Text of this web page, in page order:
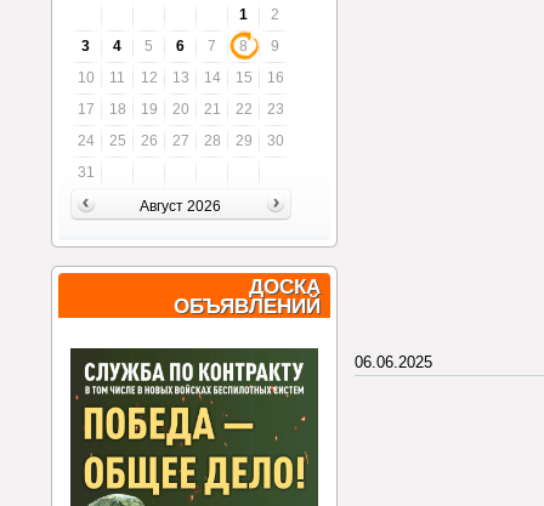
1
2
3
4 5 6 7 8
9
10
11 12 13 14 15
16
17
18 19 20 21 22
23
24
25 26 27 28 29
30
31
Август 2026
ДОСКА
ОБЪЯВЛЕНИЙ
06.06.2025